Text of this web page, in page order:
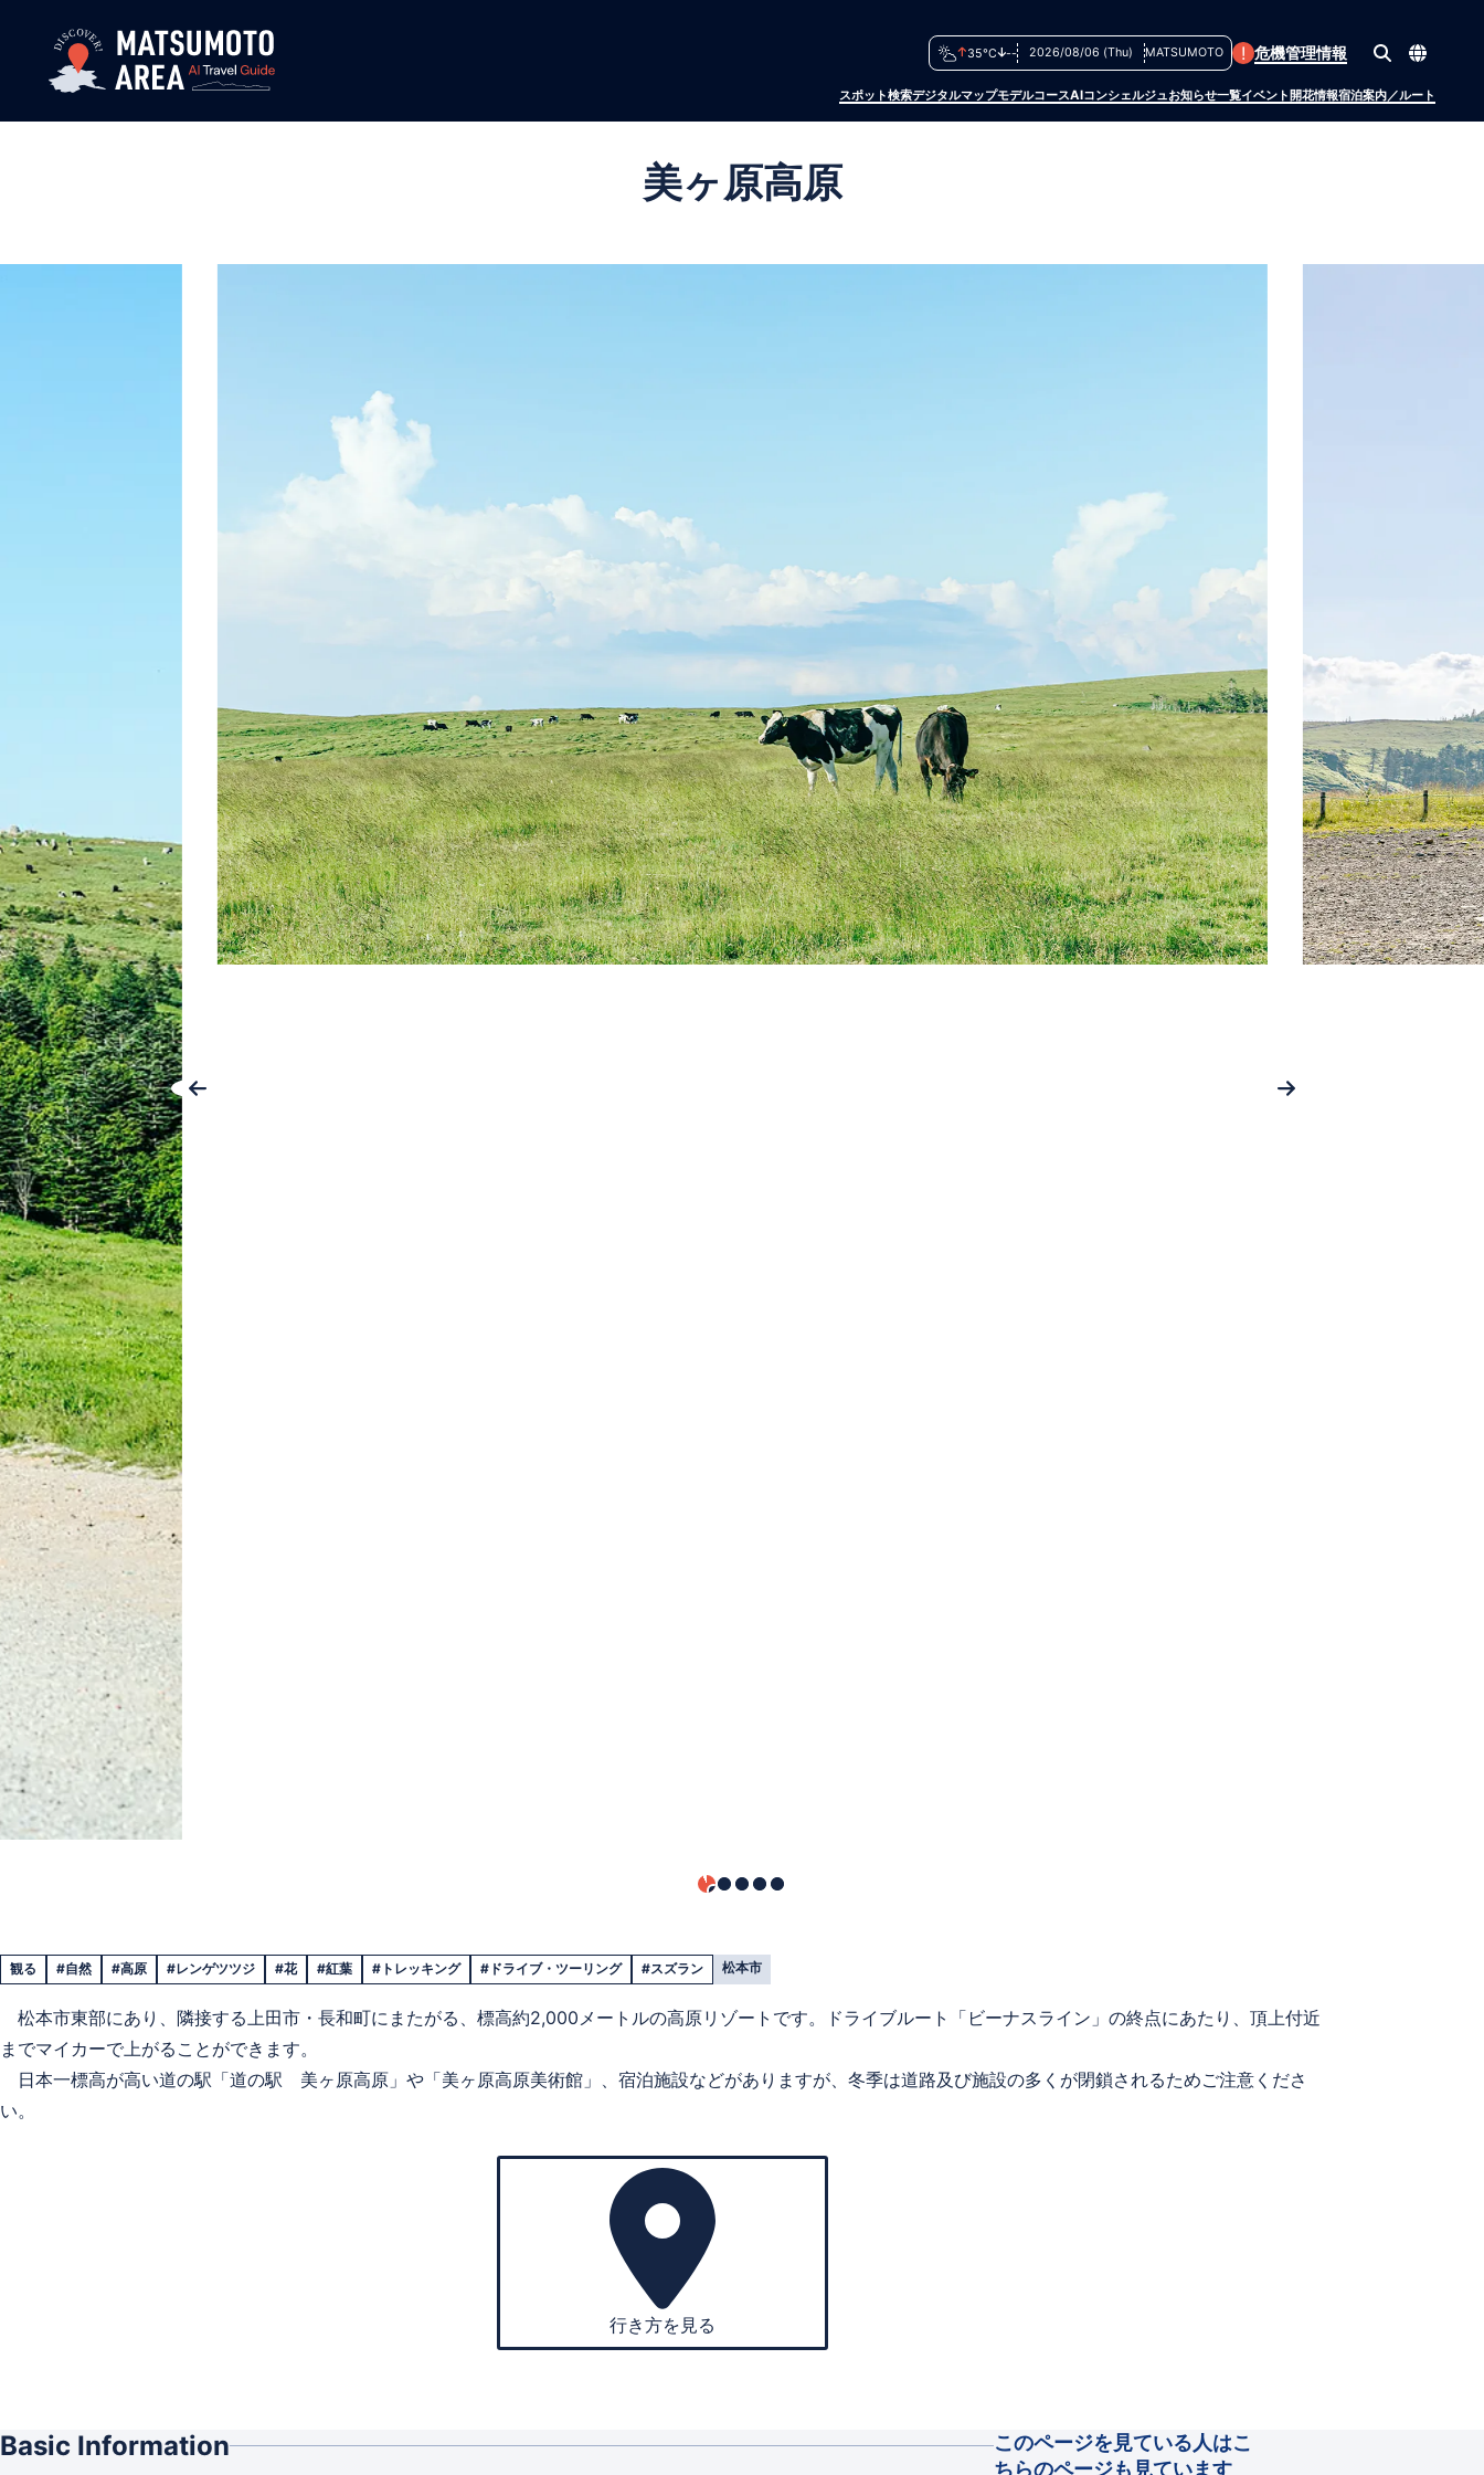
スポット検索デジタルマップモデルコースAIコンシェルジュお知らせ一覧イベント 開花情報宿泊案内／ルート
35°C -- 2026/08/06 (Thu) MATSUMOTO ! 危機管理情報
美ヶ原高原
観る #自然 #高原 #レンゲツツジ #花 #紅葉 #トレッキング #ドライブ・ツーリング #スズラン 松本市
松本市東部にあり、隣接する上田市・長和町にまたがる、標高約2,000メートルの高原リゾートです。ドライブルート「ビーナスライン」の終点にあたり、頂上付近
までマイカーで上がることができます。
日本一標高が高い道の駅「道の駅 美ヶ原高原」や「美ヶ原高原美術館」、宿泊施設などがありますが、冬季は道路及び施設の多くが閉鎖されるためご注意くださ
い。
行き方を見る
Basic Information
このページを見ている人はこ
ちらのページも見ています